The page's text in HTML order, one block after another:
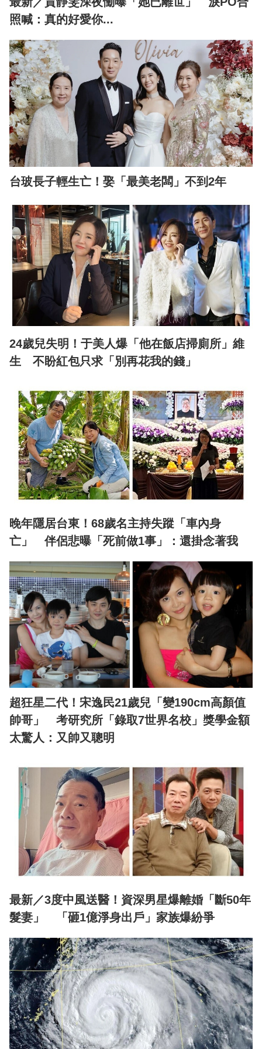
照喊：真的好愛你...
台玻長子輕生亡！娶「最美老闆」不到2年
24歲兒失明！于美人爆「他在飯店掃廁所」維
生 不盼紅包只求「別再花我的錢」
晚年隱居台東！68歲名主持失蹤「車內身
亡」 伴侶悲曝「死前做1事」：還掛念著我
超狂星二代！宋逸民21歲兒「變190cm高顏值
帥哥」 考研究所「錄取7世界名校」獎學金額
太驚人：又帥又聰明
最新／3度中風送醫！資深男星爆離婚「斷50年
髮妻」 「砸1億淨身出戶」家族爆紛爭